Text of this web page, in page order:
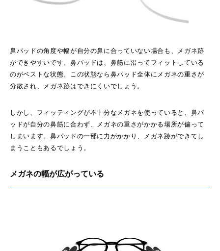
鼻パッドの角度や幅が自分の鼻に合っていない場合も、メガネ跡
ができやすいです。鼻パッドは、鼻筋に沿ってフィットしている
のがベストな状態。この状態なら鼻パッド全体にメガネの重さが
分散され、メガネ跡はできにくいでしょう。
しかし、フィッティングが不十分なメガネを使っていると、鼻パ
ッドが自分の鼻筋に合わず、メガネの重さがかかる場所が偏って
しまいます。鼻パッドの一部に力がかかり、メガネ跡ができてし
まうこともあるでしょう。
メガネの幅が広がっている